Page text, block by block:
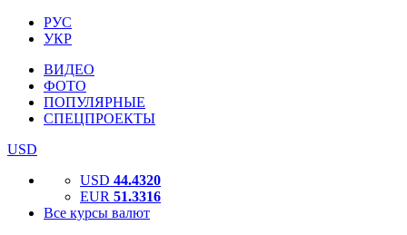
РУС
УКР
ВИДЕО
ФОТО
ПОПУЛЯРНЫЕ
СПЕЦПРОЕКТЫ
USD
USD 44.4320
EUR 51.3316
Все курсы валют